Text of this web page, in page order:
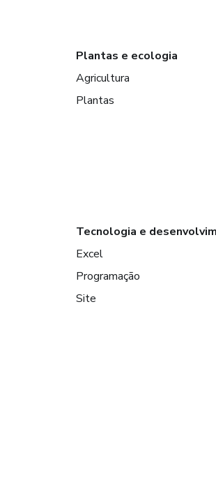
Plantas e ecologia
Agricultura
Plantas
Tecnologia e
Excel
Programação
Site